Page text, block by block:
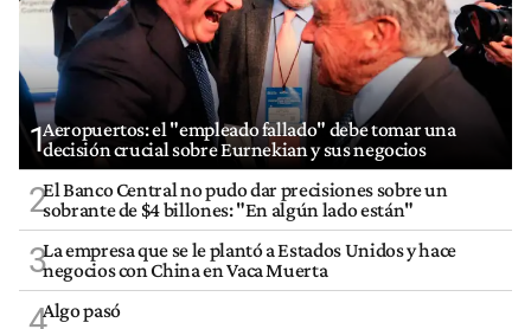
1Aeropuertos: el "empleado fallado" debe tomar una
decisión crucial sobre Eurnekian y sus negocios
2El Banco Central no pudo dar precisiones sobre un
sobrante de $4 billones: "En algún lado están"
3La empresa que se le plantó a Estados Unidos y hace
negocios con China en Vaca Muerta
4Algo pasó